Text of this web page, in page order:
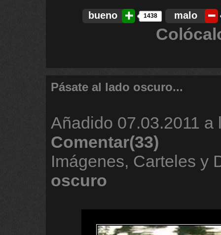
bueno 1438 malo
Pásate al lado oscuro...
Añadido 07.03.2011 a
Comentar(33)
Imágenes, Carteles y
oscuro